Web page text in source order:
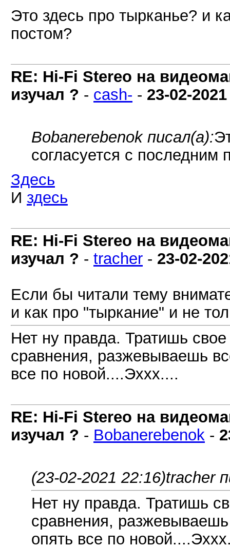
Это здесь про тырканье? и
постом?
RE: Hi-Fi Stereo на
изучал ? - cash- - 23-02-2021
Bobanerebenok писал(а):
согласуется с последним
Здесь
И здесь
RE: Hi-Fi Stereo на
изучал ? - tracher - 23-02-
Если бы читали тему
и как про "тыркание" и не
Нет ну правда. Тратишь
сравнения, разжевываешь
все по новой....Эххх....
RE: Hi-Fi Stereo на
изучал ? - Bobanerebenok -
(23-02-2021 22:16)tracher
Нет ну правда. Тратишь
сравнения,
опять все по